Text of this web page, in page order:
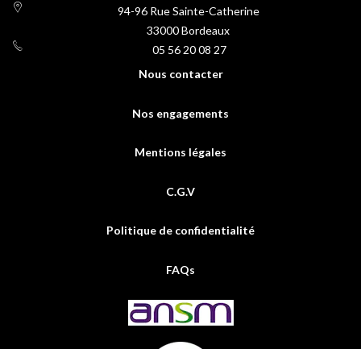
94-96 Rue Sainte-Catherine
33000Bordeaux
05 56 20 08 27
Nous contacter
Nos engagements
Mentions légales
C.G.V
Politique de confidentialité
FAQs